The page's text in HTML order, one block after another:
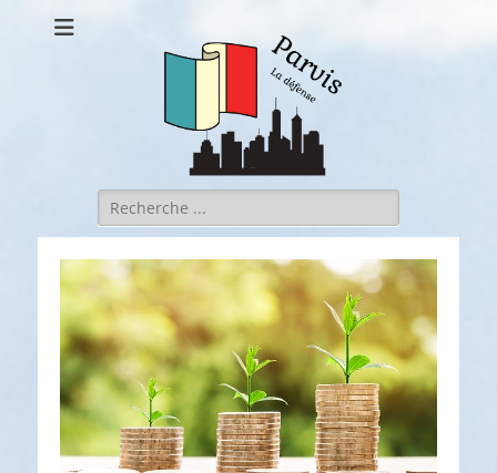
Parvis la defense
Rechercher :